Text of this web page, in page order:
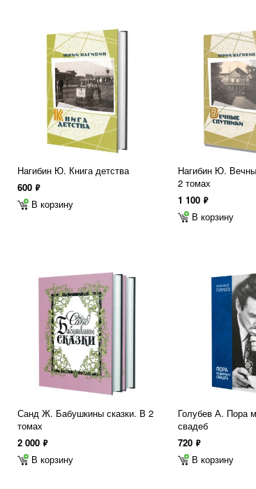
Нагибин Ю. Книга детства
600 ф
В корзину
Нагибин Ю.
2 томах
1 100 ф
В корзину
Санд Ж. Бабушкины сказки. В 2
томах
2 000 ф
В корзину
Голубев А. Пора
свадеб
720 ф
В корзину